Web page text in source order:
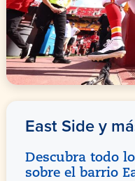
East Side y
Descubra todo
sobre el barrio